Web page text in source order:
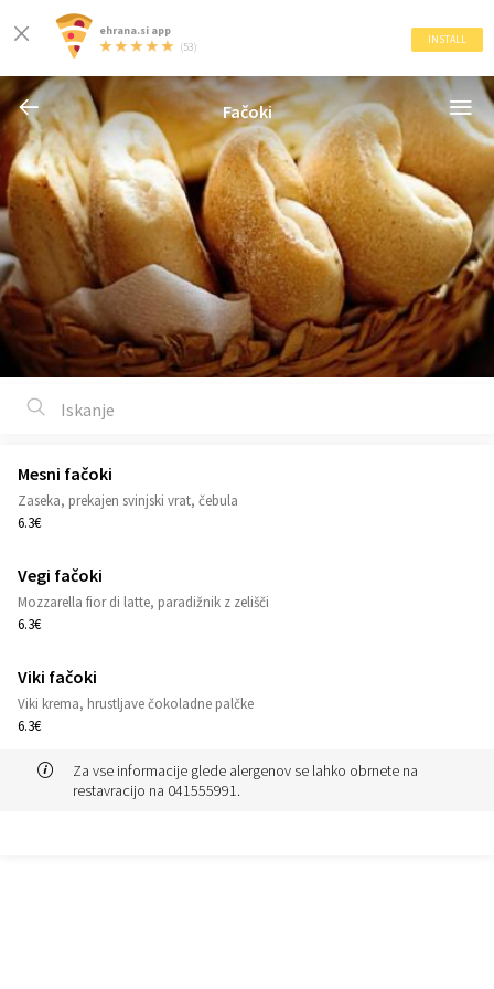
ehrana.si app
(53)
INSTALL
Fačoki
Mesni fačoki
Zaseka, prekajen svinjski vrat, čebula
6.3€
Vegi fačoki
Mozzarella fior di latte, paradižnik z zelišči
6.3€
Viki fačoki
Viki krema, hrustljave čokoladne palčke
6.3€
Za vse informacije glede alergenov se lahko obrnete na
restavracijo na 041555991.